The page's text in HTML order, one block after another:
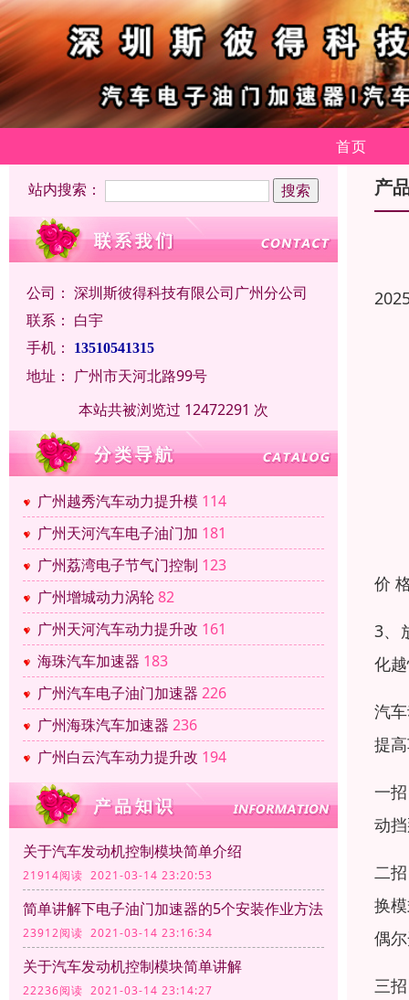
首页
站内搜索：
公司： 深圳斯彼得科技有限公司广州分公司
联系： 白宇
手机：
13510541315
地址： 广州市天河北路99号
本站共被浏览过 12472291 次
广州越秀汽车动力提升模 114
广州天河汽车电子油门加 181
广州荔湾电子节气门控制 123
广州增城动力涡轮82
广州天河汽车动力提升改 161
海珠汽车加速器 183
广州汽车电子油门加速器 226
广州海珠汽车加速器 236
广州白云汽车动力提升改 194
关于汽车发动机控制模块简单介绍
21914阅读 2021-03-14 23:20:53
简单讲解下电子油门加速器的5个安装作业方法
23912阅读 2021-03-14 23:16:34
关于汽车发动机控制模块简单讲解
22236阅读 2021-03-14 23:14:27
产
价
3、
化
汽
提
一
动
二
换
偶
三